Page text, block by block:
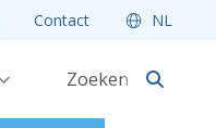
Contact NL